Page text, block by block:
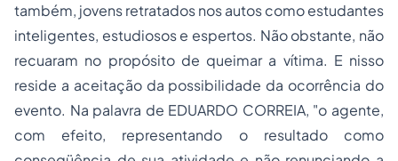
também, jovens retratados nos autos como estudantes
inteligentes, estudiosos e espertos. Não obstante, não
recuaram no propósito de queimar a vítima. E nisso
reside a aceitação da possibilidade da ocorrência do
evento. Na palavra de EDUARDO CORREIA, "o agente,
com efeito, representando o resultado como